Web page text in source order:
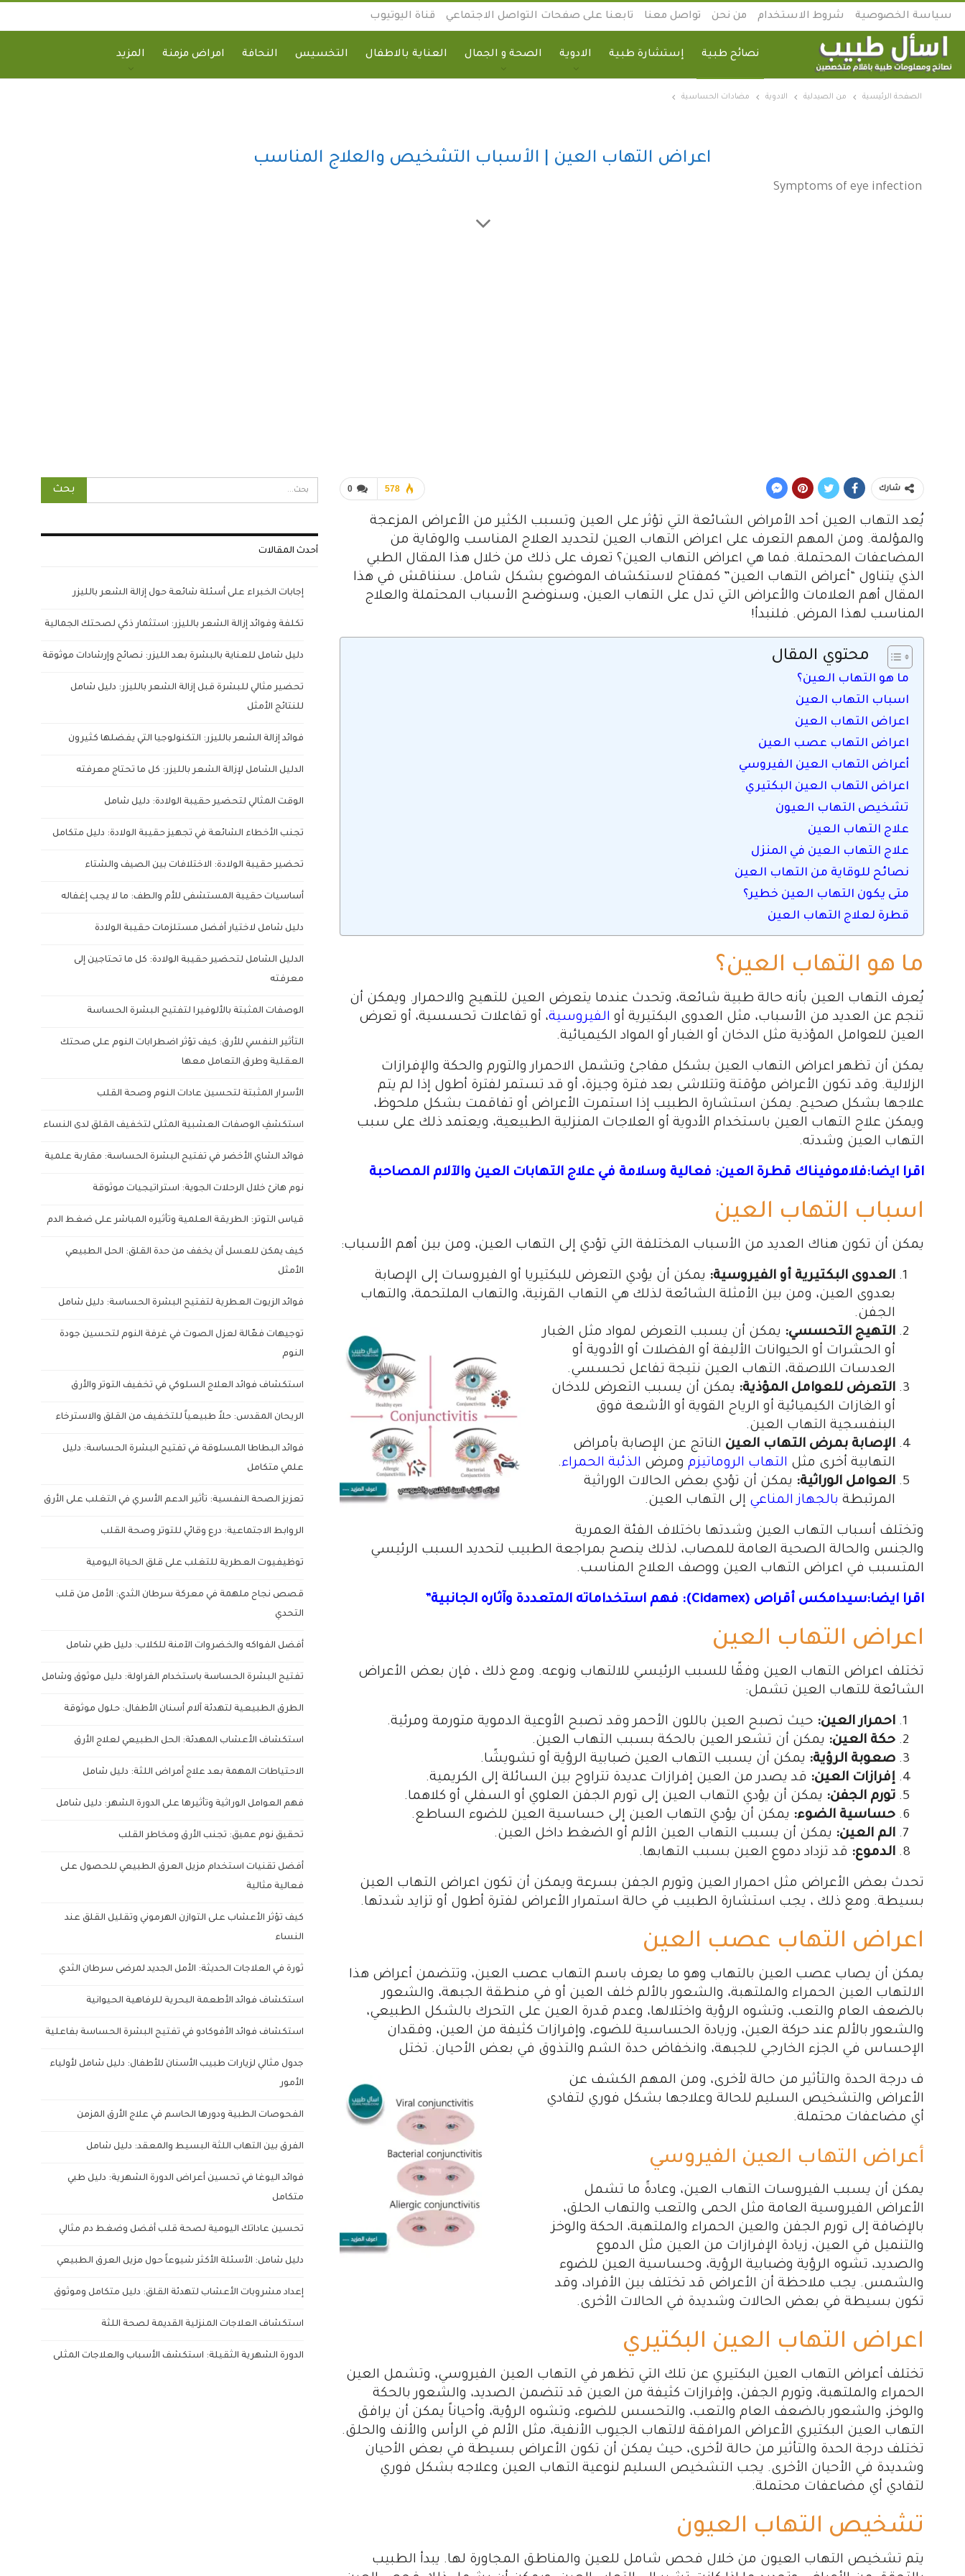
سياسة الخصوصية شروط الاستخدام من نحن تواصل معنا تابعنا على صفحات التواصل الاجتماعي قناة اليوتيوب
نصائح طبية إستشارة طبية الادوية الصحة و الجمال العناية بالاطفال التخسيس النحافة امراض مزمنة المزيد
الصفحة الرئيسية من الصيدلية الادوية مضادات الحساسية
اعراض التهاب العين | الأسباب التشخيص والعلاج المناسب
Symptoms of eye infection
0 578 شارك
يُعد التهاب العين أحد الأمراض الشائعة التي تؤثر على العين وتسبب الكثير من الأعراض المزعجة
والمؤلمة. ومن المهم التعرف على اعراض التهاب العين لتحديد العلاج المناسب والوقاية من
المضاعفات المحتملة. فما هي اعراض التهاب العين؟ تعرف على ذلك من خلال هذا المقال الطبي
الذي يتناول “أعراض التهاب العين” كمفتاح لاستكشاف الموضوع بشكل شامل. سنناقش في هذا
المقال أهم العلامات والأعراض التي تدل على التهاب العين، وسنوضح الأسباب المحتملة والعلاج
المناسب لهذا المرض. فلنبدأ!
محتوي المقال
ما هو التهاب العين؟
اسباب التهاب العين
اعراض التهاب العين
اعراض التهاب عصب العين
أعراض التهاب العين الفيروسي
اعراض التهاب العين البكتيري
تشخيص التهاب العيون
علاج التهاب العين
علاج التهاب العين في المنزل
نصائح للوقاية من التهاب العين
متى يكون التهاب العين خطير؟
قطرة لعلاج التهاب العين
ما هو التهاب العين؟
يُعرف التهاب العين بأنه حالة طبية شائعة، وتحدث عندما يتعرض العين للتهيج والاحمرار. ويمكن أن
تنجم عن العديد من الأسباب، مثل العدوى البكتيرية أو الفيروسية، أو تفاعلات تحسسية، أو تعرض
العين للعوامل المؤذية مثل الدخان أو الغبار أو المواد الكيميائية.
يمكن أن تظهر اعراض التهاب العين بشكل مفاجئ وتشمل الاحمرار والتورم والحكة والإفرازات
الزلالية. وقد تكون الأعراض مؤقتة وتتلاشى بعد فترة وجيزة، أو قد تستمر لفترة أطول إذا لم يتم
علاجها بشكل صحيح. يمكن استشارة الطبيب إذا استمرت الأعراض أو تفاقمت بشكل ملحوظ،
ويمكن علاج التهاب العين باستخدام الأدوية أو العلاجات المنزلية الطبيعية، ويعتمد ذلك على سبب
التهاب العين وشدته.
اقرا ايضا:فلاموفيناك قطرة العين: فعالية وسلامة في علاج التهابات العين والآلام المصاحبة
اسباب التهاب العين
يمكن أن تكون هناك العديد من الأسباب المختلفة التي تؤدي إلى التهاب العين، ومن بين أهم الأسباب:
العدوى البكتيرية أو الفيروسية: يمكن أن يؤدي التعرض للبكتيريا أو الفيروسات إلى الإصابة
بعدوى العين، ومن بين الأمثلة الشائعة لذلك هي التهاب القرنية، والتهاب الملتحمة، والتهاب
الجفن.
التهيج التحسسي: يمكن أن يسبب التعرض لمواد مثل الغبار
أو الحشرات أو الحيوانات الأليفة أو الفضلات أو الأدوية أو
العدسات اللاصقة، التهاب العين نتيجة تفاعل تحسسي.
التعرض للعوامل المؤذية: يمكن أن يسبب التعرض للدخان
أو الغازات الكيميائية أو الرياح القوية أو الأشعة فوق
البنفسجية التهاب العين.
الإصابة بمرض التهاب العين الناتج عن الإصابة بأمراض
التهابية أخرى مثل التهاب الروماتيزم ومرض الذئبة الحمراء.
العوامل الوراثية: يمكن أن تؤدي بعض الحالات الوراثية
المرتبطة بالجهاز المناعي إلى التهاب العين.
وتختلف أسباب التهاب العين وشدتها باختلاف الفئة العمرية
والجنس والحالة الصحية العامة للمصاب، لذلك ينصح بمراجعة الطبيب لتحديد السبب الرئيسي
المتسبب في اعراض التهاب العين ووصف العلاج المناسب.
اقرا ايضا:سيدامكس أقراص (Cidamex): فهم استخداماته المتعددة وآثاره الجانبية”
اعراض التهاب العين
تختلف اعراض التهاب العين وفقًا للسبب الرئيسي للالتهاب ونوعه. ومع ذلك ، فإن بعض الأعراض
الشائعة للتهاب العين تشمل:
احمرار العين: حيث تصبح العين باللون الأحمر وقد تصبح الأوعية الدموية متورمة ومرئية.
حكة العين: يمكن أن تشعر العين بالحكة بسبب التهاب العين.
صعوبة الرؤية: يمكن أن يسبب التهاب العين ضبابية الرؤية أو تشويشًا.
إفرازات العين: قد يصدر من العين إفرازات عديدة تتراوح بين السائلة إلى الكريمية.
تورم الجفن: يمكن أن يؤدي التهاب العين إلى تورم الجفن العلوي أو السفلي أو كلاهما.
حساسية الضوء: يمكن أن يؤدي التهاب العين إلى حساسية العين للضوء الساطع.
الم العين: يمكن أن يسبب التهاب العين الألم أو الضغط داخل العين.
الدموع: قد تزداد دموع العين بسبب التهابها.
تحدث بعض الأعراض مثل احمرار العين وتورم الجفن بسرعة ويمكن أن تكون اعراض التهاب العين
بسيطة. ومع ذلك ، يجب استشارة الطبيب في حالة استمرار الأعراض لفترة أطول أو تزايد شدتها.
اعراض التهاب عصب العين
يمكن أن يصاب عصب العين بالتهاب وهو ما يعرف باسم التهاب عصب العين، وتتضمن أعراض هذا
الالتهاب العين الحمراء والملتهبة، والشعور بالألم خلف العين أو في منطقة الجبهة، والشعور
بالضعف العام والتعب، وتشوه الرؤية واختلالها، وعدم قدرة العين على التحرك بالشكل الطبيعي،
والشعور بالألم عند حركة العين، وزيادة الحساسية للضوء، وإفرازات كثيفة من العين، وفقدان
الإحساس في الجزء الخارجي للجبهة، وانخفاض حدة الشم والتذوق في بعض الأحيان. تختل
ف درجة الحدة والتأثير من حالة لأخرى، ومن المهم الكشف عن
الأعراض والتشخيص السليم للحالة وعلاجها بشكل فوري لتفادي
أي مضاعفات محتملة.
أعراض التهاب العين الفيروسي
يمكن أن يسبب الفيروسات التهاب العين، وعادةً ما تشمل
الأعراض الفيروسية العامة مثل الحمى والتعب والتهاب الحلق،
بالإضافة إلى تورم الجفن والعين الحمراء والملتهبة، الحكة والوخز
والتنميل في العين، زيادة الإفرازات من العين مثل الدموع
والصديد، تشوه الرؤية وضبابية الرؤية، وحساسية العين للضوء
والشمس. يجب ملاحظة أن الأعراض قد تختلف بين الأفراد، وقد
تكون بسيطة في بعض الحالات وشديدة في الحالات الأخرى.
اعراض التهاب العين البكتيري
تختلف أعراض التهاب العين البكتيري عن تلك التي تظهر في التهاب العين الفيروسي، وتشمل العين
الحمراء والملتهبة، وتورم الجفن، وإفرازات كثيفة من العين قد تتضمن الصديد، والشعور بالحكة
والوخز، والشعور بالضعف العام والتعب، والتحسس للضوء، وتشوه الرؤية، وأحياناً يمكن أن يرافق
التهاب العين البكتيري الأعراض المرافقة لالتهاب الجيوب الأنفية، مثل الألم في الرأس والأنف والحلق.
تختلف درجة الحدة والتأثير من حالة لأخرى، حيث يمكن أن تكون الأعراض بسيطة في بعض الأحيان
وشديدة في الأحيان الأخرى. يجب التشخيص السليم لنوعية التهاب العين وعلاجه بشكل فوري
لتفادي أي مضاعفات محتملة.
تشخيص التهاب العيون
يتم تشخيص التهاب العيون من خلال فحص شامل للعين والمناطق المجاورة لها. يبدأ الطبيب
أحدث المقالات
إجابات الخبراء على أسئلة شائعة حول إزالة الشعر بالليزر
تكلفة وفوائد إزالة الشعر بالليزر: استثمار ذكي لصحتك الجمالية
دليل شامل للعناية بالبشرة بعد الليزر: نصائح وإرشادات موثوقة
تحضير مثالي للبشرة قبل إزالة الشعر بالليزر: دليل شامل
للنتائج الأمثل
فوائد إزالة الشعر بالليزر: التكنولوجيا التي يفضلها كثيرون
الدليل الشامل لإزالة الشعر بالليزر: كل ما تحتاج معرفته
الوقت المثالي لتحضير حقيبة الولادة: دليل شامل
تجنب الأخطاء الشائعة في تجهيز حقيبة الولادة: دليل متكامل
تحضير حقيبة الولادة: الاختلافات بين الصيف والشتاء
أساسيات حقيبة المستشفى للأم والطف: ما لا يجب إغفاله
دليل شامل لاختيار أفضل مستلزمات حقيبة الولادة
الدليل الشامل لتحضير حقيبة الولادة: كل ما تحتاجين إلى
معرفته
الوصفات المثبتة بالألوفيرا لتفتيح البشرة الحساسة
التأثير النفسي للأرق: كيف تؤثر اضطرابات النوم على صحتك
العقلية وطرق التعامل معها
الأسرار المثبتة لتحسين عادات النوم وصحة القلب
استكشفِ الوصفات العشبية المثلى لتخفيف القلق لدى النساء
فوائد الشاي الأخضر في تفتيح البشرة الحساسة: مقاربة علمية
نوم هانئ خلال الرحلات الجوية: استراتيجيات موثوقة
قياس التوتر: الطريقة العلمية وتأثيره المباشر على ضغط الدم
كيف يمكن للعسل أن يخفف من حدة القلق: الحل الطبيعي
الأمثل
فوائد الزيوت العطرية لتفتيح البشرة الحساسة: دليل شامل
توجيهات فعّالة لعزل الصوت في غرفة النوم لتحسين جودة
النوم
استكشاف فوائد العلاج السلوكي في تخفيف التوتر والأرق
الريحان المقدس: حلاً طبيعياً للتخفيف من القلق والاسترخاء
فوائد البطاطا المسلوقة في تفتيح البشرة الحساسة: دليل
علمي متكامل
تعزيز الصحة النفسية: تأثير الدعم الأسري في التغلب على الأرق
الروابط الاجتماعية: درع وقائي للتوتر وصحة القلب
توظيفيوت العطرية للتغلب على قلق الحياة اليومية
قصص نجاح ملهمة في معركة سرطان الثدي: الأمل من قلب
التحدي
أفضل الفواكه والخضروات الآمنة للكلاب: دليل طبي شامل
تفتيح البشرة الحساسة باستخدام الفراولة: دليل موثوق وشامل
الطرق الطبيعية لتهدئة آلام أسنان الأطفال: حلول موثوقة
استكشاف الأعشاب المهدئة: الحل الطبيعي لعلاج الأرق
الاحتياطات المهمة بعد علاج أمراض اللثة: دليل شامل
فهم العوامل الوراثية وتأثيرها على الدورة الشهر: دليل شامل
تحقيق نوم عميق: تجنب الأرق ومخاطر القلب
أفضل تقنيات استخدام مزيل العرق الطبيعي للحصول على
فعالية مثالية
كيف تؤثر الأعشاب على التوازن الهرموني وتقليل القلق عند
النساء
ثورة في العلاجات الحديثة: الأمل الجديد لمرضى سرطان الثدي
استكشاف فوائد الأطعمة البحرية للرفاهية الحيوانية
استكشاف فوائد الأفوكادو في تفتيح البشرة الحساسة بفاعلية
جدول مثالي لزيارات طبيب الأسنان للأطفال: دليل شامل لأولياء
الأمور
الفحوصات الطبية ودورها الحاسم في علاج الأرق المزمن
الفرق بين التهاب اللثة البسيط والمعقد: دليل شامل
فوائد اليوغا في تحسين أعراض الدورة الشهرية: دليل طبي
متكامل
تحسين عاداتك اليومية لصحة قلب أفضل وضغط دم مثالي
دليل شامل: الأسئلة الأكثر شيوعاً حول مزيل العرق الطبيعي
إعداد مشروبات الأعشاب لتهدئة القلق: دليل متكامل وموثوق
استكشاف العلاجات المنزلية القديمة لصحة اللثة
الدورة الشهرية الثقيلة: استكشف الأسباب والعلاجات المثلى